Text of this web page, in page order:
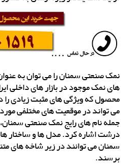
نمک صنعتی سمنان را می توان به
های نمک موجود در بازار های داخلی
محصول که ویژگی های مثبت زیادی را
می تواند در موقعیت های مختلفی مورد
جمله نام های رایج نمک صنعتی
درشت اشاره کرد. مدل ها و ساختار
سمنان می توانند در زیر شاخه های
برسند.